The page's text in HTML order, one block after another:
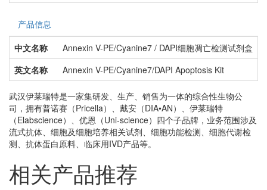
产品信息
中文名称
Annexin V-PE/Cyanine7 / DAPI细胞凋亡检测试剂盒
英文名称
Annexin V-PE/Cyanine7/DAPI Apoptosis Kit
武汉伊莱瑞特是一家集研发、生产、销售为一体的综合性生物公
司，拥有普诺赛（Pricella）、戴安（DIA•AN）、伊莱瑞特
（Elabscience）、优恩（Uni-science）四个子品牌，业务范围涉及
流式抗体、细胞及细胞培养相关试剂、细胞功能检测、细胞代谢检
测、抗体蛋白原料、临床用IVD产品等。
相关产品推荐